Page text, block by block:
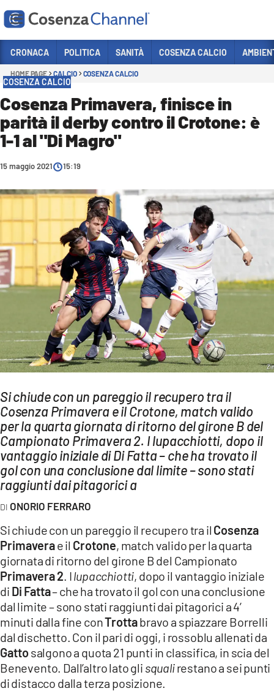
Sezioni
POLITICA
COSENZA CALCIO
ECONOMIA E LAVORO
AMBIENTE
Streaming
LAC TV
LAC NETWORK
LAC ONAIR
LaC
Network
LACPLAY.IT
LACTV.IT
LACONAIR.IT
LACITYMAG.IT
ILREGGINO.IT
COSENZACHANNEL.IT
ILVIBONESE.IT
CATANZAROCHANNEL.IT
LACAPITALENEWS.IT
App
ANDROID
CRONACA POLITICA SANITÀ COSENZA CALCIO
HOME PAGE CALCIO COSENZA CALCIO
COSENZA CALCIO
Cosenza Primavera, finisce in
parità il derby contro il Crotone: è
1-1 al "Di Magro"
15 maggio 2021 15:19
Si chiude con un pareggio il recupero tra il
Cosenza Primavera e il Crotone, match valido
per la quarta giornata di ritorno del girone B del
Campionato Primavera 2. I lupacchiotti, dopo il
vantaggio iniziale di Di Fatta – che ha trovato il
gol con una conclusione dal limite – sono stati
raggiunti dai pitagorici a
ONORIO FERRARO
Si chiude con un pareggio il recupero tra il Cosenza
Primaverae il Crotone, match valido per la quarta
giornata di ritorno del girone B del Campionato
Primavera 2 . Ilupacchiotti, dopo il vantaggio iniziale
di Di Fatta– che ha trovato il gol con una conclusione
dal limite – sono stati raggiunti dai pitagorici a 4′
minuti dalla fine conTrottabravo a spiazzare Borrelli
dal dischetto. Con il pari di oggi, i rossoblu allenati da
Gattosalgono a quota 21 punti in classifica, in scia del
Benevento. Dall’altro lato gli squalirestano a sei punti
di distacco dalla terza posizione.